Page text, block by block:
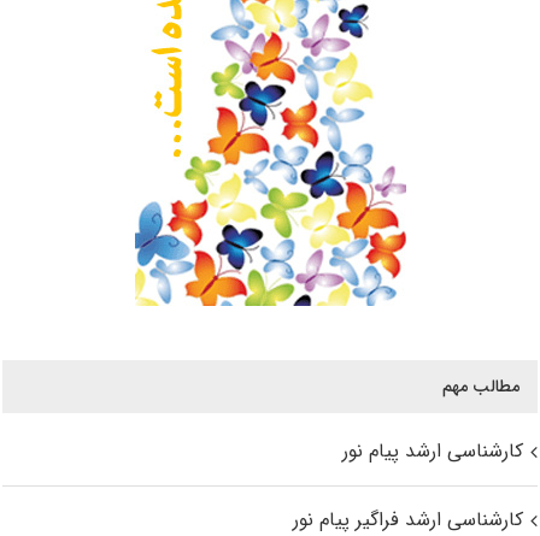
مطالب مهم
کارشناسی ارشد پیام نور
کارشناسی ارشد فراگیر پیام نور